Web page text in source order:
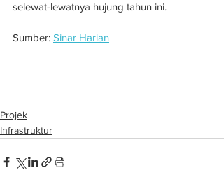
selewat-lewatnya hujung tahun ini.
Sumber: Sinar Harian
Projek
Infrastruktur